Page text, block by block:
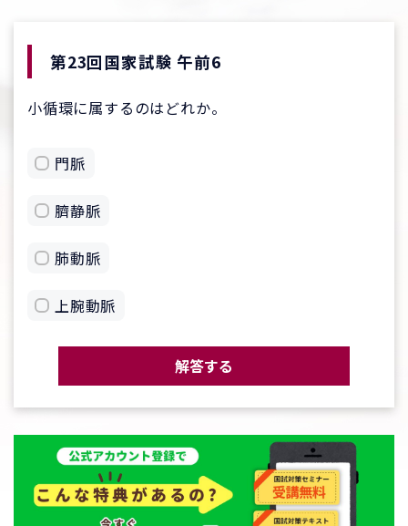
第23回国家試験 午前6
小循環に属するのはどれか。
門脈
臍静脈
肺動脈
上腕動脈
解答する